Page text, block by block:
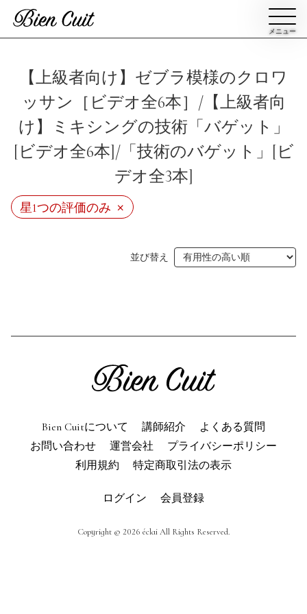
メニュー
ログイン
ビアンキュイカルテ
Bien Cuitについて
お問い合わせ
公開収録レッスン
パン屋になった人達
【上級者向け】ゼブラ模様のクロワ
ッサン［ビデオ全6本］/【上級者向
け】ミキシングの技術「バゲット」
[ビデオ全6本]/「技術のバゲット」[ビ
デオ全3本]
星1つの評価のみ ×
並び替え
Bien Cuitについて 講師紹介
よくある質問
お問い合わせ
運営会社
プライバシーポリシー
利用規約
特定商取引法の表示
ログイン 会員登録
Copyright © 2026 éclai All Rights Reserved.